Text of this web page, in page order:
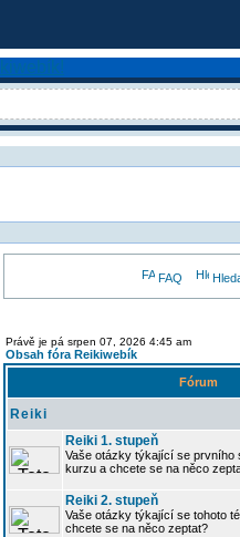
FAQ
Právě je pá srpen 07, 2026 4:45 am
Obsah fóra Reikiwebík
Fórum
Reiki
Reiki 1. stupeň
Vaše otázky týkající se prvního
kurzu a chcete se na něco
Reiki 2. stupeň
Vaše otázky týkající se tohoto
chcete se na něco zeptat?